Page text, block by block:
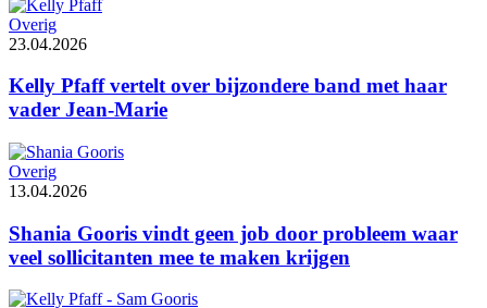
Overig
23.04.2026
Kelly Pfaff vertelt over bijzondere band met haar
vader Jean-Marie
Overig
13.04.2026
Shania Gooris vindt geen job door probleem waar
veel sollicitanten mee te maken krijgen